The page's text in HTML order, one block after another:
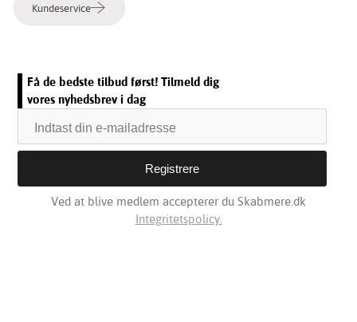
Kundeservice
Få de bedste tilbud først! Tilmeld dig
vores nyhedsbrev i dag
Ved at blive medlem accepterer du Skabmere.dk
Integritetspolicy.